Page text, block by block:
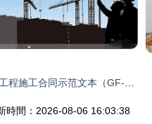
時間：2026-08-06 16:03:38